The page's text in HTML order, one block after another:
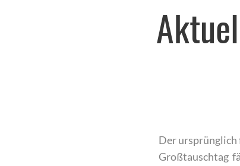
Der ursprünglich
Großtauschtag